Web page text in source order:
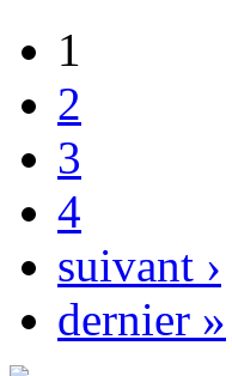
1
2
3
4
suivant ›
dernier »